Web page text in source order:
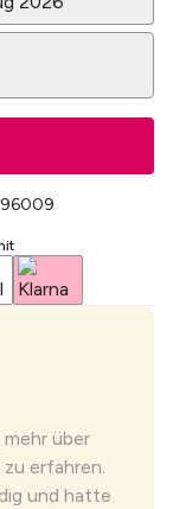
über
erfahren.
und hatte